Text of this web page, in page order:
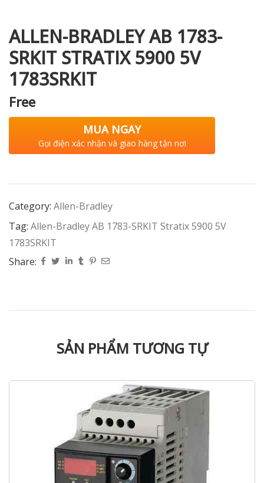
ALLEN-BRADLEY AB 1783-
SRKIT STRATIX 5900 5V
1783SRKIT
Free
MUA NGAY
Gọi điện xác nhận và giao hàng tận nơi
Category: Allen-Bradley
Tag: Allen-Bradley AB 1783-SRKIT Stratix 5900 5V
1783SRKIT
Share:
SẢN PHẨM TƯƠNG TỰ